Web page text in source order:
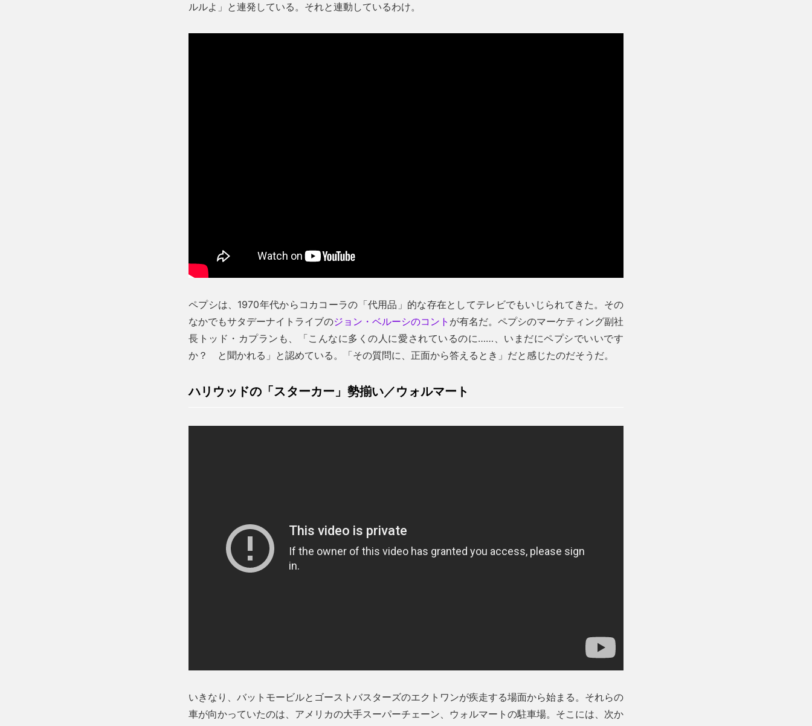
ルルよ」と連発している。それと連動しているわけ。
ペプシは、1970年代からコカコーラの「代用品」的な存在としてテレビでもいじられてきた。その
なかでもサタデーナイトライブのジョン・ベルーシのコント が有名だ。ペプシのマーケティング副社
長トッド・カプランも、「こんなに多くの人に愛されているのに……、いまだにペプシでいいです
か？ と聞かれる」と認めている。「その質問に、正面から答えるとき」だと感じたのだそうだ。
ハリウッドの「スターカー」勢揃い／ウォルマート
いきなり、バットモービルとゴーストバスターズのエクトワンが疾走する場面から始まる。それらの
車が向かっていたのは、アメリカの大手スーパーチェーン、ウォルマートの駐車場。そこには、次か